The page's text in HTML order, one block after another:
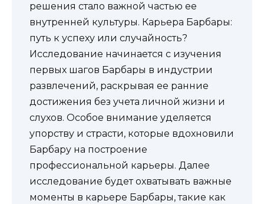
решения стало важной частью ее
внутренней культуры. Карьера Барбары:
путь к успеху или случайность?
Исследование начинается с изучения
первых шагов Барбары в индустрии
развлечений, раскрывая ее ранние
достижения без учета личной жизни и
слухов. Особое внимание уделяется
упорству и страсти, которые вдохновили
Барбару на построение
профессиональной карьеры. Далее
исследование будет охватывать важные
моменты в карьере Барбары, такие как